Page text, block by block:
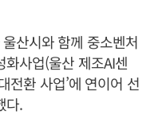
산시와 함께 중소벤처
화사업(울산 제조AI센
전환 사업’에 연이어 선
다.